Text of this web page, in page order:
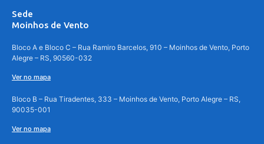
Sede
Moinhos de Vento
Bloco A e Bloco C – Rua Ramiro Barcelos, 910 – Moinhos de Vento, Porto
Alegre – RS, 90560-032
Ver no mapa
Bloco B – Rua Tiradentes, 333 – Moinhos de Vento, Porto Alegre – RS,
90035-001
Ver no mapa